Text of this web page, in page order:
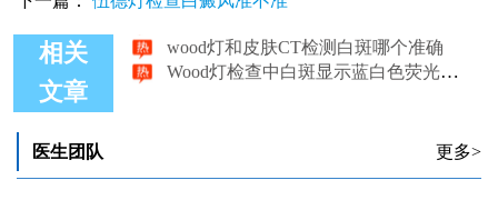
相关
文章
Wood灯检查中白斑显示蓝白色荧光解析
医生团队 更多>